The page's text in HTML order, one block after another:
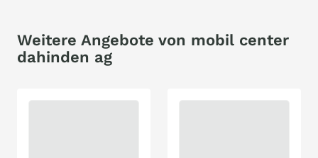
Weitere Angebote von mobil center
dahinden ag